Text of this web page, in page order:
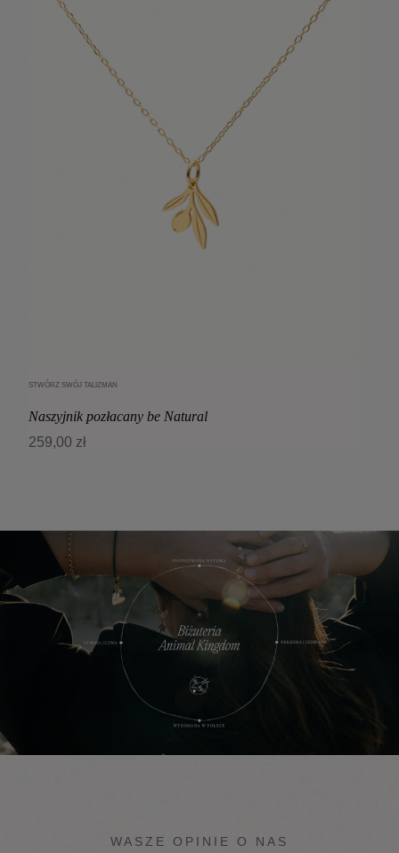
STWÓRZ SWÓJ TALIZMAN
Naszyjnik pozłacany be Natural
259,00 zł
WASZE OPINIE O NAS